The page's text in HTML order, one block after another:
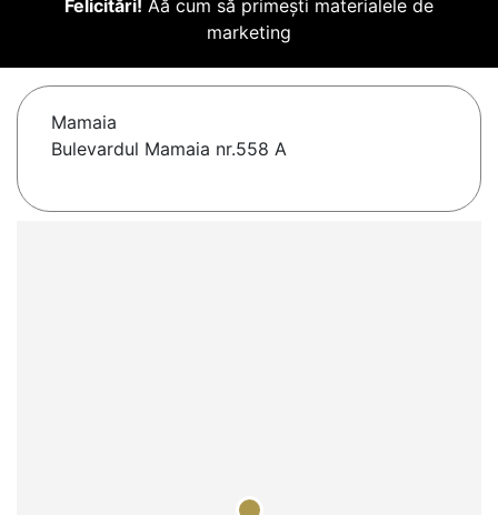
Felicitări! Aă cum să primești materialele de
marketing
Mamaia
Bulevardul Mamaia nr.558 A